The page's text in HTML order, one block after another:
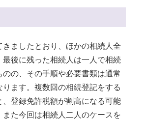
ましたとおり、ほかの相続人全
最後に残った相続人は一人で相続
のの、その手順や必要書類は通常
ります。複数回の相続登記をする
、登録免許税額が割高になる可能
また今回は相続人二人のケースを